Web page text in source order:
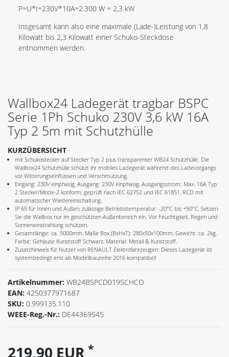
P=U*I=230V*10A=2.300 W = 2,3 kW
Insgesamt kann also eine maximale (Lade-)Leistung von 1,8
Kilowatt bis 2,3 Kilowatt einer Schuko-Steckdose
entnommen werden.
Wallbox24 Ladegerät tragbar BSPC
Serie 1Ph Schuko 230V 3,6 kW 16A
Typ 2 5m mit Schutzhülle
KURZÜBERSICHT
mit Schukostecker auf Stecker Typ 2 plus transparenter WB24 Schutzhülle. Die
Wallbox24 Schutzhülle schützt ihr mobiles Ladegerät während des Ladevorgangs
vor Witterungseinflüssen und Verschmutzung.
Eingang: 230V einphasig, Ausgang: 230V einphasig, Ausgangsstrom: Max. 16A Typ
2 Stecker/Mode-2 konform, geprüft nach IEC 62752 und IEC 61851, RCD mit
automatischer Wiedereinschaltung,
IP 65 für Innen und Außen, zulässige Betriebstemperatur: -20°C bis +50°C, Setzen
Sie die Wallbox nur im geschützten Außenbereich ein. Vor Feuchtigkeit, Regen und
Sonneneinstrahlung schützen.
Gesamtlänge: ca. 5000mm, Maße Box (BxHxT): 280x50x100mm, Gewicht: ca. 2kg,
Farbe: Gehäuse Kunststoff Schwarz, Material: Metall & Kunststoff,
Zusatzhinweis für Nutzer von RENAULT Elektrofahrzeugen: Dieses Ladegerät ist
systembedingt erst ab Modellbaureihe 2016 kompatibel!
Artikelnummer: WB24BSPCD019SCHCO
EAN: 4250377971687
SKU: 0.999135.110
WEEE-Reg.-Nr.: DE44369545
219,90 EUR *